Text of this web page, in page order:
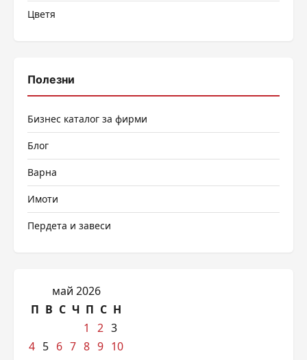
Цветя
Полезни
Бизнес каталог за фирми
Блог
Варна
Имоти
Пердета и завеси
май 2026
П В С Ч П С Н
1
2 3
4 5 6 7 8 9 10